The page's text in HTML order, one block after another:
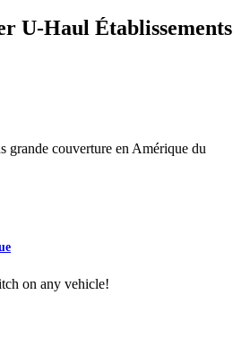
U-Haul Établissements
grande couverture en Amérique du
on any vehicle!